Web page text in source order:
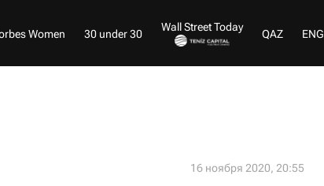
Women 30 under 30
Wall Street Today
QAZ ENG
16 ноября 2020, 20:55